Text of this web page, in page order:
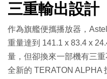
三重輸出設計
作為旗艦便攜播放器，
重量達到 141.1 x 83.4 x
量，但卻換來一部機有三
全新的 TERATON ALPHA